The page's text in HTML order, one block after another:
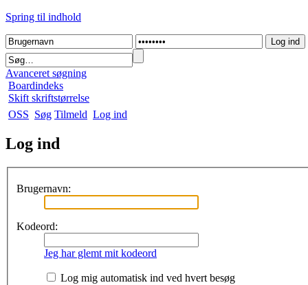
Spring til indhold
Avanceret søgning
Boardindeks
Skift skriftstørrelse
OSS Søg Tilmeld Log ind
Log ind
Brugernavn:
Kodeord:
Jeg har glemt mit kodeord
Log mig automatisk ind ved hvert besøg